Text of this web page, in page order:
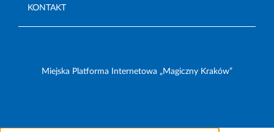
KONTAKT
Miejska Platforma Internetowa „Magiczny Kraków”